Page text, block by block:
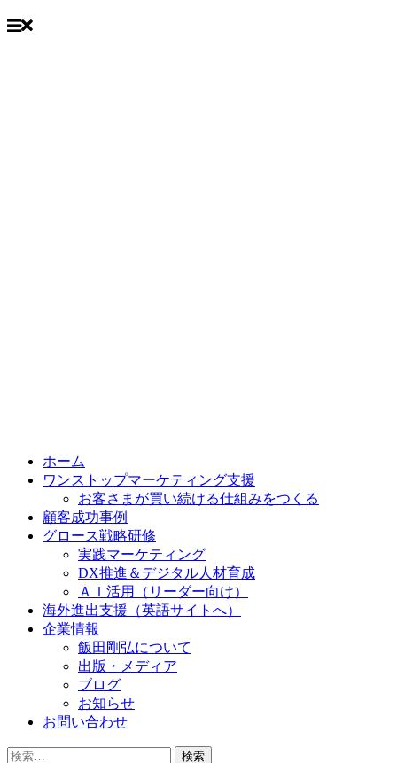
content
ホーム
ワンストップマーケティング支援
お客さまが買い続ける仕組みをつくる
顧客成功事例
グロース戦略研修
実践マーケティング
DX推進＆デジタル人材育成
ＡＩ活用（リーダー向け）
海外進出支援（英語サイトへ）
企業情報
飯田剛弘について
出版・メディア
ブログ
お知らせ
お問い合わせ
検